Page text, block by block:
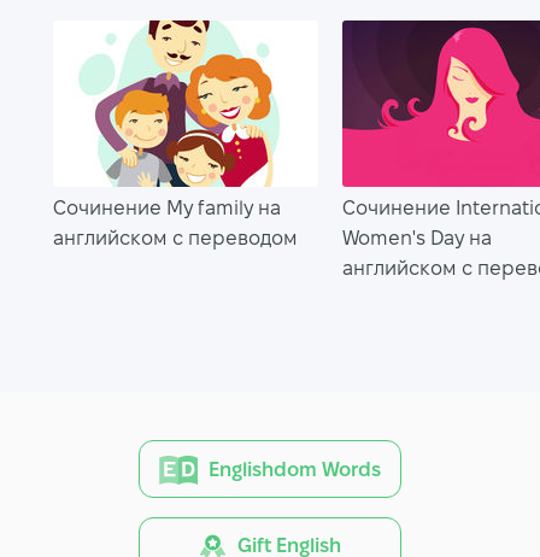
Сочинение My family на
английском с переводом
Сочинение
Women's Day на
английском с
Englishdom Words
Gift English